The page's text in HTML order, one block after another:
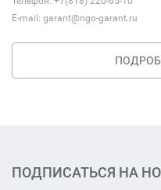
E-mail: garant@ngo-garant.ru
ПОДПИСАТЬСЯ НА